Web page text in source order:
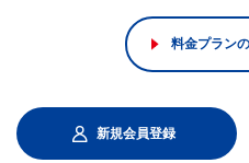
料金プラン
新規会員登録